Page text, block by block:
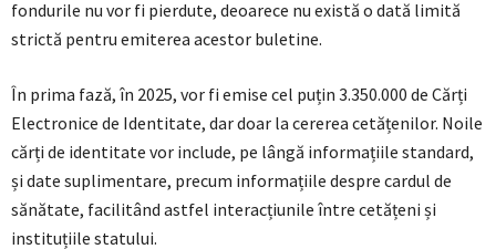
fondurile nu vor fi pierdute, deoarece nu există o dată limită
strictă pentru emiterea acestor buletine.
În prima fază, în 2025, vor fi emise cel puțin 3.350.000 de Cărți
Electronice de Identitate, dar doar la cererea cetățenilor. Noile
cărți de identitate vor include, pe lângă informațiile standard,
și date suplimentare, precum informațiile despre cardul de
sănătate, facilitând astfel interacțiunile între cetățeni și
instituțiile statului.